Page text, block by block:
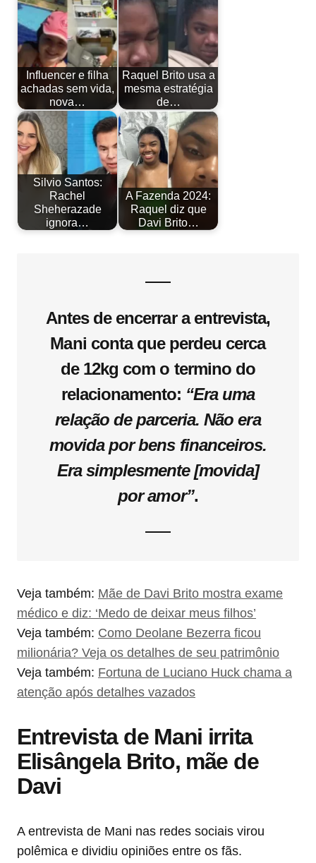
Influencer e filha
achadas sem vida,
nova…
Raquel Brito usa a
mesma estratégia
de…
Silvio Santos:
Rachel
Sheherazade
ignora…
A Fazenda 2024:
Raquel diz que
Davi Brito…
Antes de encerrar a entrevista,
Mani conta que perdeu cerca
de 12kg com o termino do
relacionamento: “Era uma
relação de parceria. Não era
movida por bens financeiros.
Era simplesmente [movida]
por amor”.
Veja também: Mãe de Davi Brito mostra exame
médico e diz: ‘Medo de deixar meus filhos’
Veja também: Como Deolane Bezerra ficou
milionária? Veja os detalhes de seu patrimônio
Veja também: Fortuna de Luciano Huck chama a
atenção após detalhes vazados
Entrevista de Mani irrita
Elisângela Brito, mãe de
Davi
A entrevista de Mani nas redes sociais virou
polêmica e dividiu opiniões entre os fãs.